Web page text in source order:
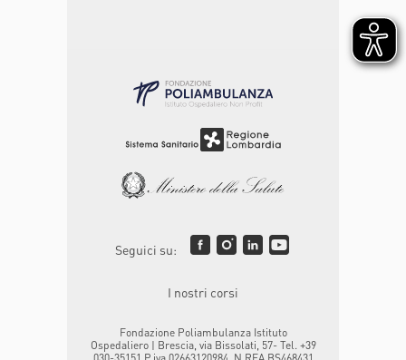
Seguici su:
I nostri corsi
Fondazione Poliambulanza Istituto
Ospedaliero | Brescia, via Bissolati, 57- Tel. +39